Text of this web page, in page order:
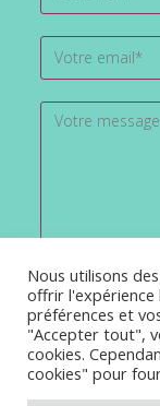
Nous utilisons
offrir l'expérience
préférences et
"Accepter tout",
cookies.
cookies" pour